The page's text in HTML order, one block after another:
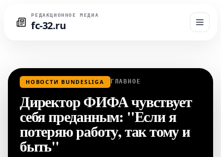
РЕДАКЦИОННОЕ МЕДИА
fc-32.ru
НОВОСТИ BUNDESLIGA ГЛАВНОЕ
Директор ФИФА чувствует
себя преданным: "Если я
потеряю работу, так тому и
быть"